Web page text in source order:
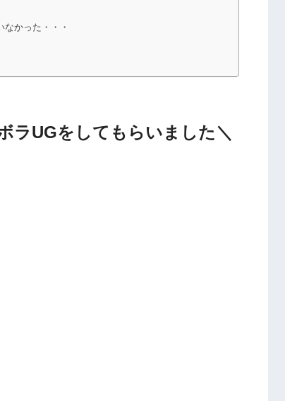
かった・・・
ラUGをしてもらいました＼